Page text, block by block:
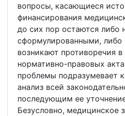
вопросы, касающиеся
финансирования
до сих пор остаются либо
сформулированными, либо
возникают противоречия
нормативно-правовых
проблемы подразумевает
анализ всей
последующим ее
Безусловно, медицинское